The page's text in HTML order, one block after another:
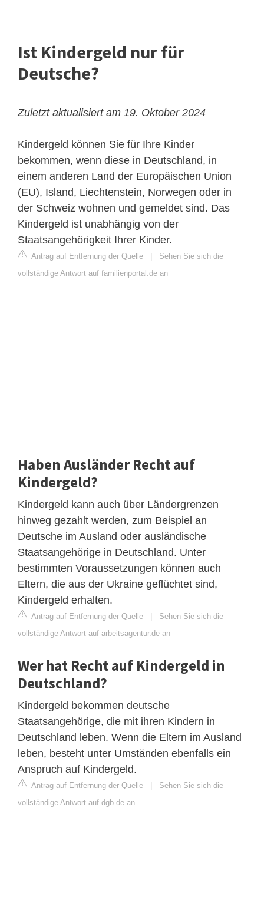
Ist Kindergeld nur für
Deutsche?
Zuletzt aktualisiert am 19. Oktober 2024
Kindergeld können Sie für Ihre Kinder
bekommen, wenn diese in Deutschland, in
einem anderen Land der Europäischen Union
(EU), Island, Liechtenstein, Norwegen oder in
der Schweiz wohnen und gemeldet sind. Das
Kindergeld ist unabhängig von der
Staatsangehörigkeit Ihrer Kinder.
Antrag auf Entfernung der Quelle
Sehen Sie sich die
vollständige Antwort auf familienportal.de an
Haben Ausländer Recht auf
Kindergeld?
Kindergeld kann auch über Ländergrenzen
hinweg gezahlt werden, zum Beispiel an
Deutsche im Ausland oder ausländische
Staatsangehörige in Deutschland. Unter
bestimmten Voraussetzungen können auch
Eltern, die aus der Ukraine geflüchtet sind,
Kindergeld erhalten.
Antrag auf Entfernung der Quelle
Sehen Sie sich die
vollständige Antwort auf arbeitsagentur.de an
Wer hat Recht auf Kindergeld in
Deutschland?
Kindergeld bekommen deutsche
Staatsangehörige, die mit ihren Kindern in
Deutschland leben. Wenn die Eltern im Ausland
leben, besteht unter Umständen ebenfalls ein
Anspruch auf Kindergeld.
Antrag auf Entfernung der Quelle
Sehen Sie sich die
vollständige Antwort auf dgb.de an